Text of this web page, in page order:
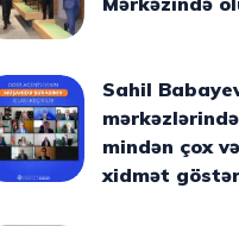
Sahil Babayev: DOST
mindən çox
xidmət